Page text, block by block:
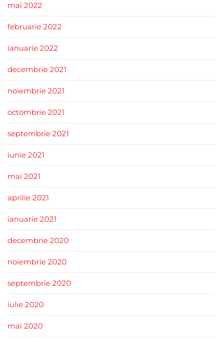
mai 2022
februarie 2022
ianuarie 2022
decembrie 2021
noiembrie 2021
octombrie 2021
septembrie 2021
iunie 2021
mai 2021
aprilie 2021
ianuarie 2021
decembrie 2020
noiembrie 2020
septembrie 2020
iulie 2020
mai 2020